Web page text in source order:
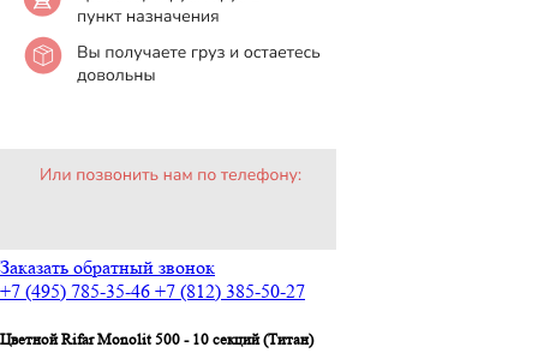
Заказать обратный звонок
+7 (495) 785-35-46 +7 (812) 385-50-27
Цветной Rifar Monolit 500 - 10 секций (Титан)